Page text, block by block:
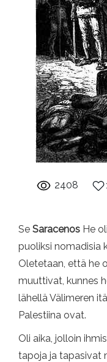
2408
Se Saracenos He
puoliksi nomadisia
Oletetaan, että he
muuttivat, kunnes
lähellä Välimeren
Palestiina ovat.
Oli aika, jolloin
tapoja ja tapasivat